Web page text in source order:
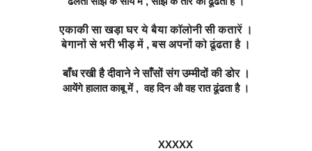
एकाकी सा खड़ा घर ये बैया कॉलोनी सी कतारें ।
बेगानों से भरी भीड़ में , बस अपनोंं को ढूंढता है ।
बाँध रखी है दीवाने ने साँसों संग उम्मीदों की डोर ।
आयेंगे हालात काबू में ,  वह दिन औ वह रात ढूंढता है ।
XXXXX